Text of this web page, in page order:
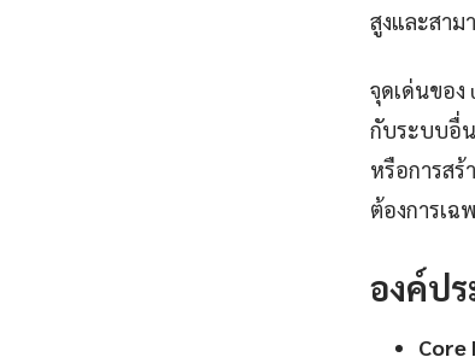
สูงและสาม
จุดเด่นของ
กับระบบอื่น
หรือการสร้
ต้องการเฉ
องค์ป
Core